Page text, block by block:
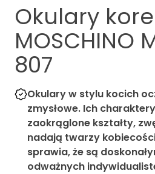
Okulary
MOSCHINO
807
Okulary w stylu kocich
zmysłowe. Ich
zaokrąglone kształty,
nadają twarzy
sprawia, że są
odważnych